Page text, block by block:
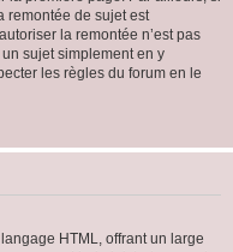
remontée de sujet est
la remontée n’est pas
sujet simplement en y
les règles du forum en le
HTML, offrant un large